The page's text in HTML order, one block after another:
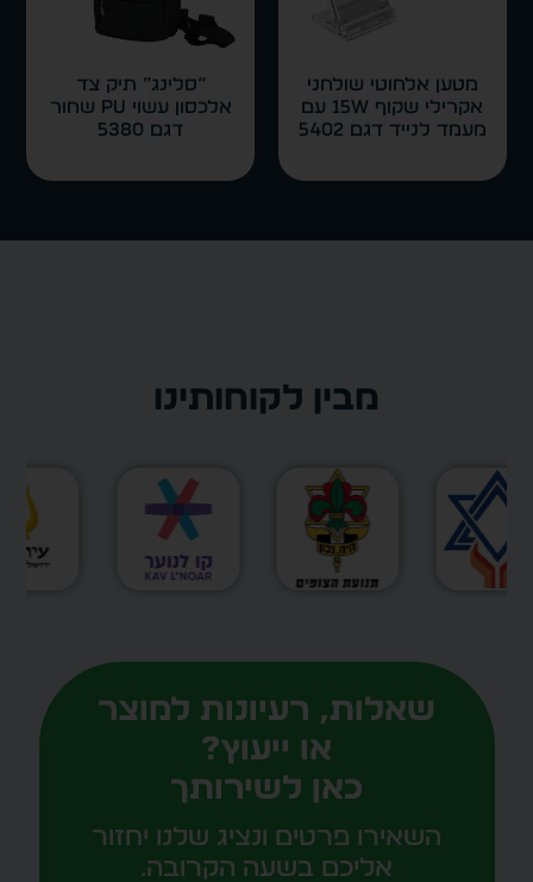
מטען אלחוטי שולחני
אקרילי שקוף 15W עם
מעמד לנייד דגם 5402
“סלינג” תיק צד
אלכסון עשוי PU שחור
דגם 5380
מבין לקוחותינו
שאלות, רעיונות למוצר
או ייעוץ?
כאן לשירותך
השאירו פרטים ונציג שלנו יחזור
אליכם בשעה הקרובה.